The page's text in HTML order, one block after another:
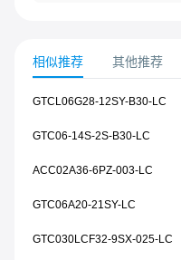
相似推荐 其他推荐
GTCL06G28-12SY-B30-LC
GTC06-14S-2S-B30-LC
ACC02A36-6PZ-003-LC
GTC06A20-21SY-LC
GTC030LCF32-9SX-025-LC